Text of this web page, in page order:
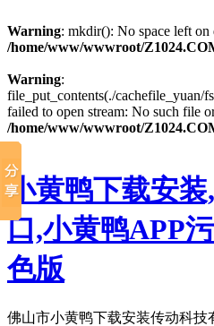
Warning: mkdir(): No space left on
/home/www/wwwroot/
Warning:
file_put_contents(./cachefile_yuan/
failed to open stream: No such file
/home/www/wwwroot/
小黄鸭下载安
口,小黄鸭APP
色版
佛山市小黄鸭下载安装传动科技